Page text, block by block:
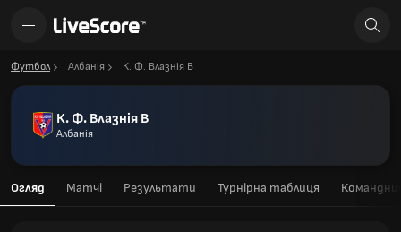
Футбол Албанія К. Ф. Влазнія В
К. Ф. Влазнія В
Албанія
Огляд Матчі Результати Турнірна таблиця